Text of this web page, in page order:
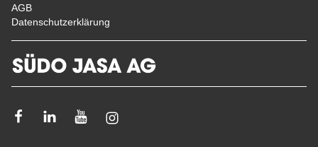
AGB
Datenschutzerklärung
FacebookLinkedinYoutubeInstagram